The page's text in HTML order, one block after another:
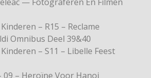
– R15 – Reclame
Omnibus Deel 39&40
Kinderen – S11 – Libelle Feest
09 – Heroïne Voor Hanoi